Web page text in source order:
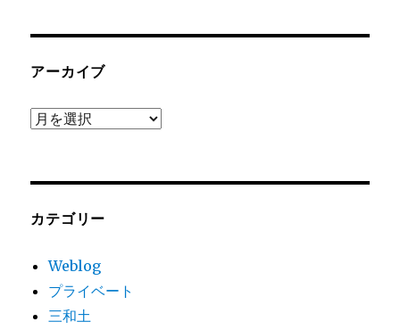
アーカイブ
ア
ブ
カテゴリー
Weblog
プライベート
三和土